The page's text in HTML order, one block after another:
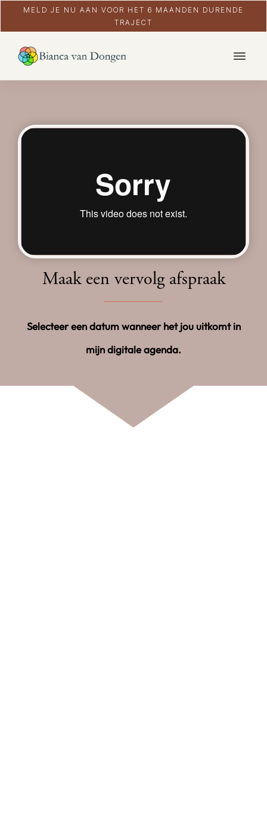
MELD JE NU AAN VOOR HET 6 MAANDEN DURENDE
TRAJECT
Maak een vervolg afspraak
Selecteer een datum wanneer het jou uitkomt in
mijn digitale agenda.